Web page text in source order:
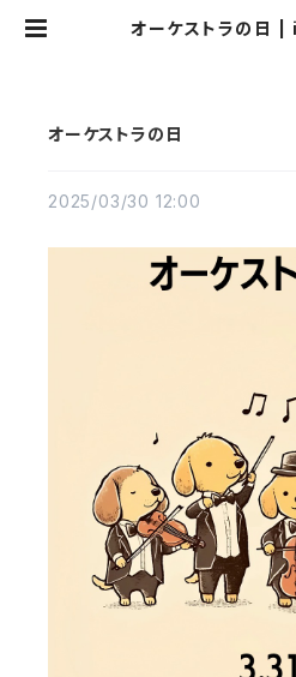
オーケストラの
オーケストラの日
2025/03/30 12:00